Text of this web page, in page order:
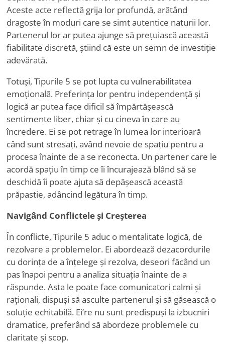
Aceste acte reflectă grija lor profundă, arătând
dragoste în moduri care se simt autentice naturii lor.
Partenerul lor ar putea ajunge să prețuiască această
fiabilitate discretă, știind că este un semn de investiție
adevărată.
Totuși, Tipurile 5 se pot lupta cu vulnerabilitatea
emoțională. Preferința lor pentru independență și
logică ar putea face dificil să împărtășească
sentimente liber, chiar și cu cineva în care au
încredere. Ei se pot retrage în lumea lor interioară
când sunt stresați, având nevoie de spațiu pentru a
procesa înainte de a se reconecta. Un partener care le
acordă spațiu în timp ce îi încurajează blând să se
deschidă îi poate ajuta să depășească această
prăpastie, adâncind legătura în timp.
Navigând Conflictele și Creșterea
În conflicte, Tipurile 5 aduc o mentalitate logică, de
rezolvare a problemelor. Ei abordează dezacordurile
cu dorința de a înțelege și rezolva, deseori făcând un
pas înapoi pentru a analiza situația înainte de a
răspunde. Asta le poate face comunicatori calmi și
raționali, dispuși să asculte partenerul și să găsească o
soluție echitabilă. Ei’re nu sunt predispuși la izbucniri
dramatice, preferând să abordeze problemele cu
claritate și scop.